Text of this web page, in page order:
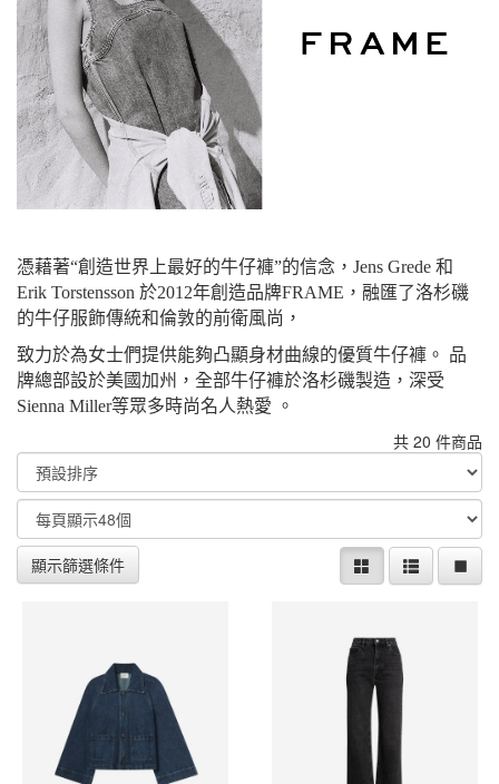
憑藉著“創造世界上最好的牛仔褲”的信念，Jens Grede 和
Erik Torstensson 於2012年創造品牌FRAME，融匯了洛杉磯
的牛仔服飾傳統和倫敦的前衛風尚，
致力於為女士們提供能夠凸顯身材曲線的優質牛仔褲。 品
牌總部設於美國加州，全部牛仔褲於洛杉磯製造，深受
Sienna Miller等眾多時尚名人熱愛 。
共 20 件商品
顯示篩選條件